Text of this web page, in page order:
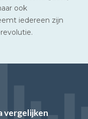
ook
iedereen zijn
vergelijken